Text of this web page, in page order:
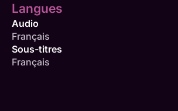
Langues
Audio
Français
Sous-titres
Français